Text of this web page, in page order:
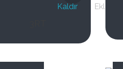
Kaldır
Ekle